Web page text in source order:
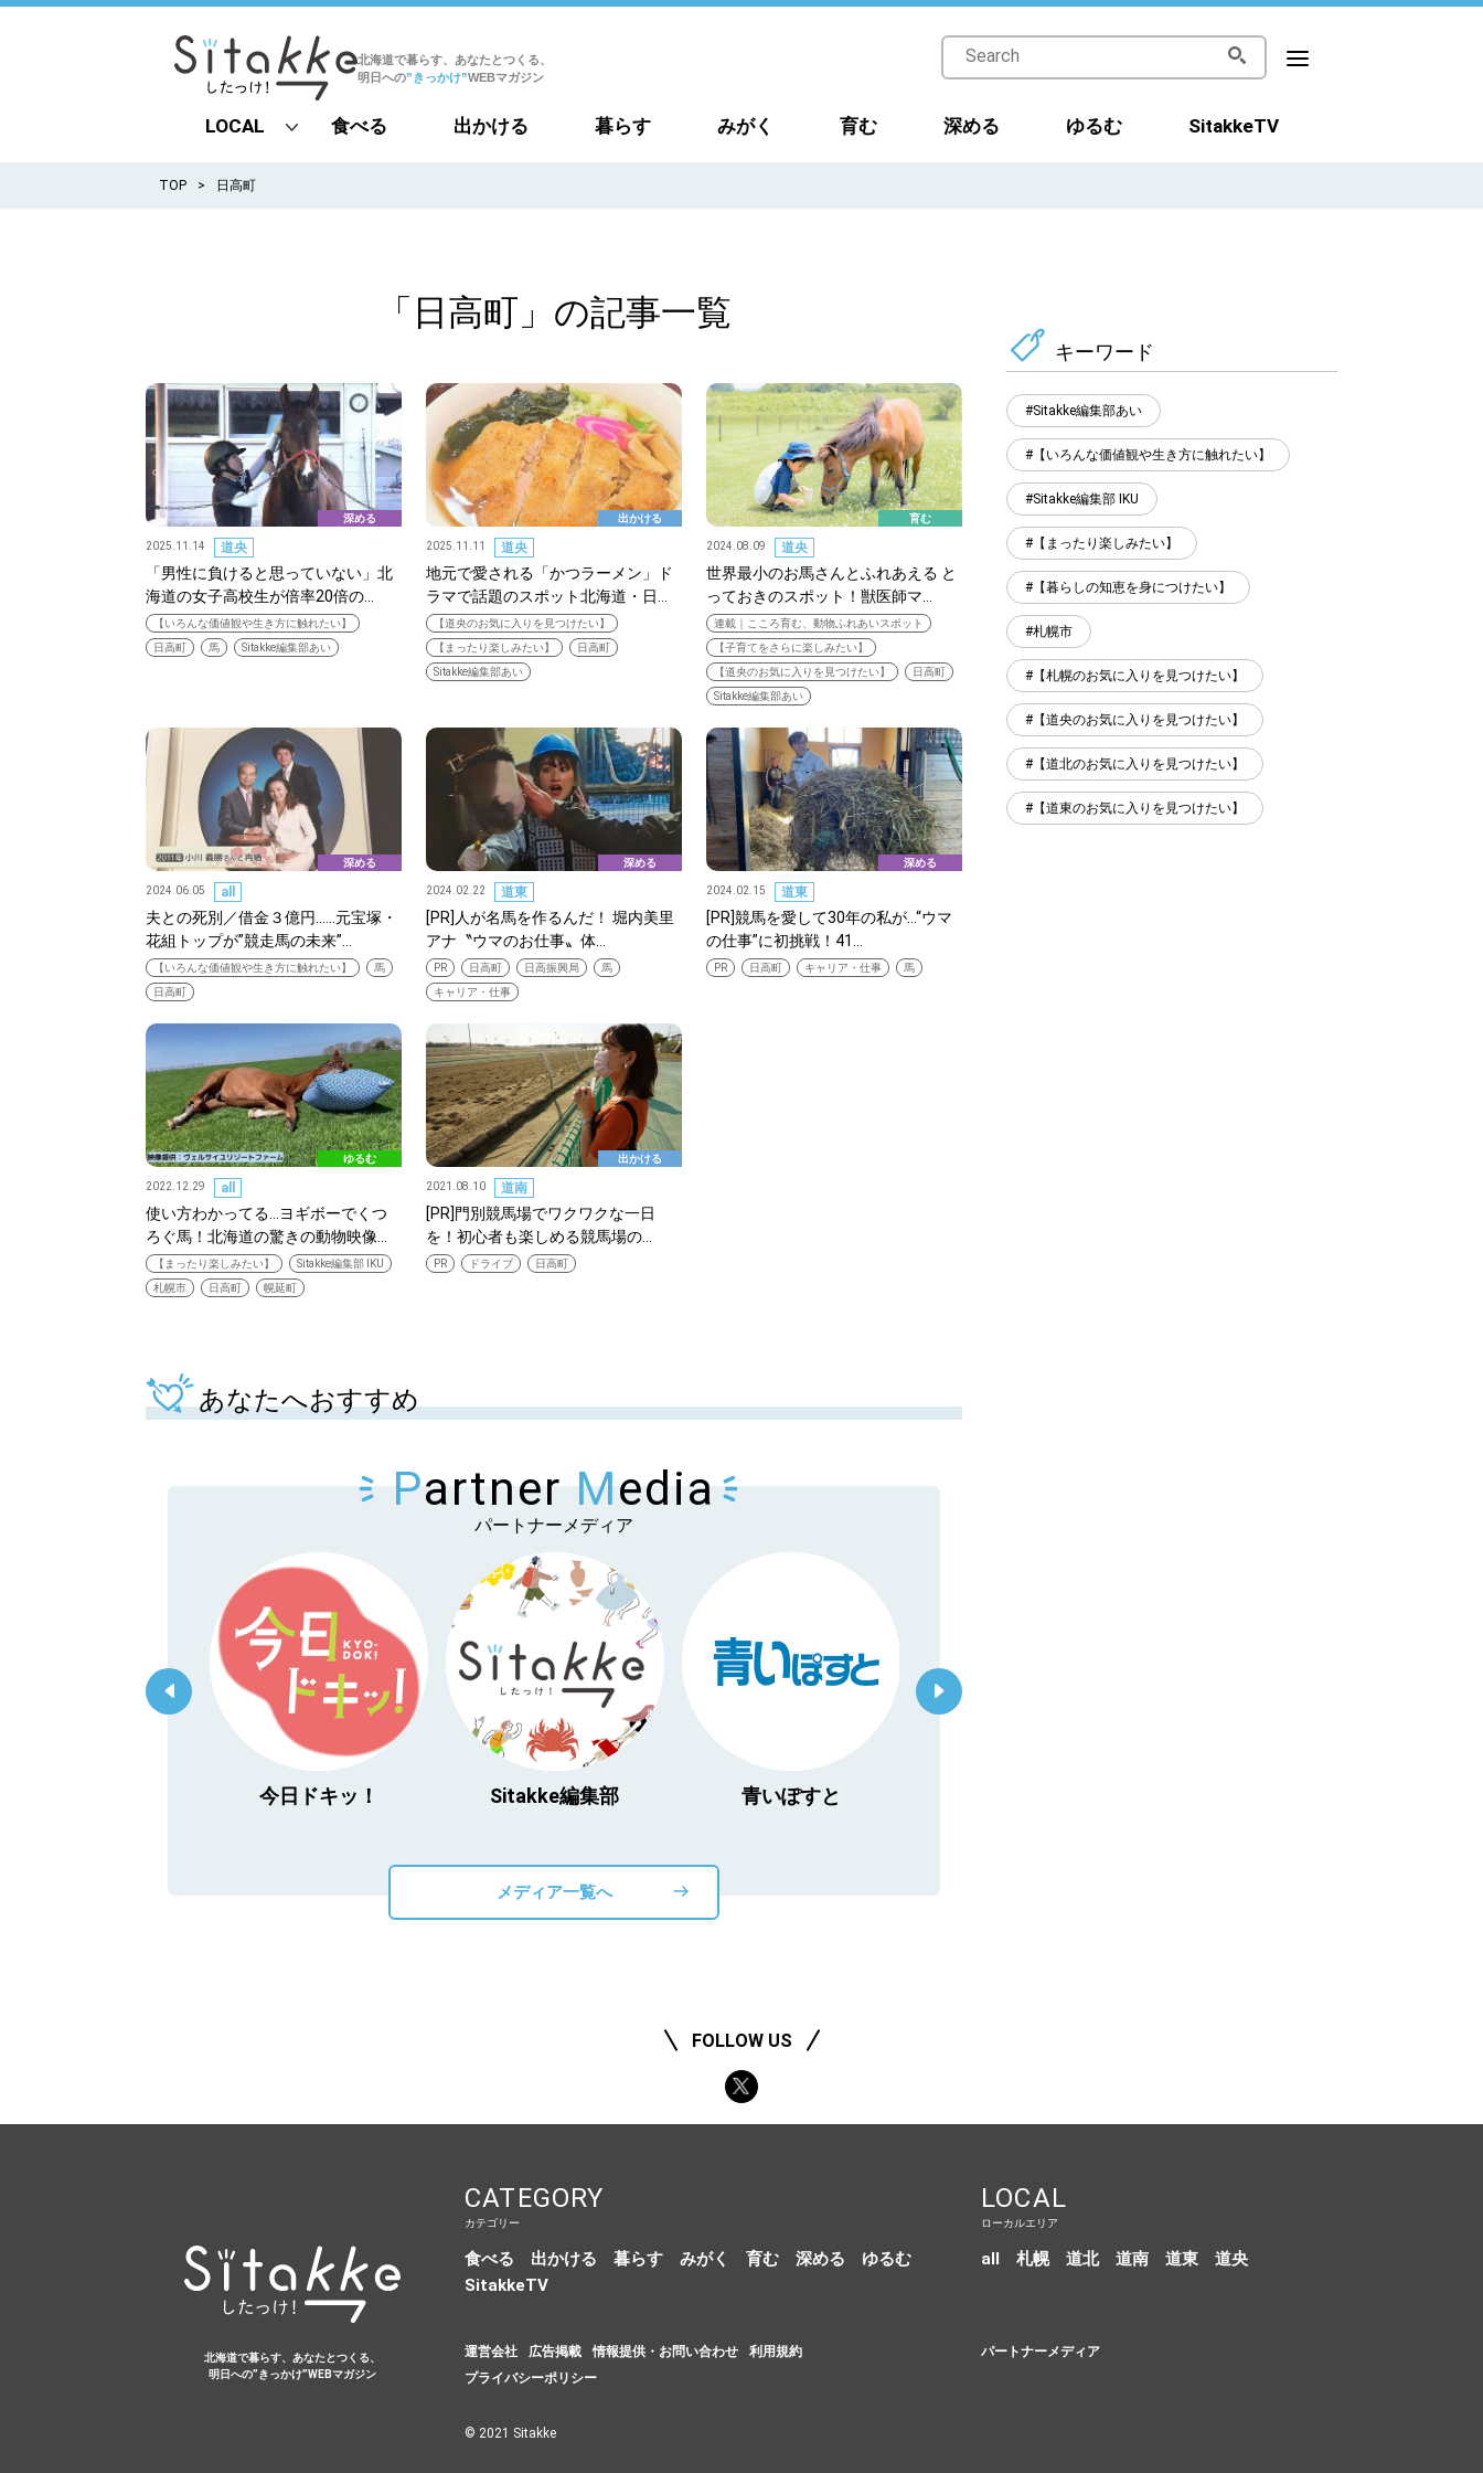
北海道で暮らす、あなたとつくる、
明日への”きっかけ”WEBマガジン
北海道で暮らす、あなたとつくる、
明日への”きっかけ”WEBマガジン
パートナーメディア
閉じる
SEARCH
【暮らしの知恵を身につけたい】
LOCAL
道東
道央
食べる 出かける 暮らす みがく 育む 深める ゆるむ SitakkeTV
TOP 日高町
「日高町」の記事一覧
深める
2025.11.14 道央
「男性に負けると思っていない」北
海道の女子高校生が倍率20倍の…
【いろんな価値観や生き方に触れたい】
日高町
馬 Sitakke編集部あい
出かける
2025.11.11 道央
地元で愛される「かつラーメン」ド
ラマで話題のスポット北海道・日…
【道央のお気に入りを見つけたい】
【まったり楽しみたい】
日高町
Sitakke編集部あい
育む
2024.08.09 道央
世界最小のお馬さんとふれあえる と
っておきのスポット！獣医師マ…
連載｜こころ育む、動物ふれあいスポット
【子育てをさらに楽しみたい】
【道央のお気に入りを見つけたい】
日高町
Sitakke編集部あい
深める
2024.06.05 all
夫との死別／借金３億円……元宝塚・
花組トップが”競走馬の未来”…
【いろんな価値観や生き方に触れたい】
馬
日高町
深める
2024.02.22 道東
[PR]人が名馬を作るんだ！ 堀内美里
アナ〝ウマのお仕事〟体…
PR 日高町 日高振興局
馬
キャリア・仕事
深める
2024.02.15 道東
[PR]競馬を愛して30年の私が…“ウマ
の仕事”に初挑戦！41…
PR 日高町 キャリア・仕事 馬
ゆるむ
2022.12.29 all
使い方わかってる…ヨギボーでくつ
ろぐ馬！北海道の驚きの動物映像…
【まったり楽しみたい】
Sitakke編集部 IKU
札幌市
日高町 幌延町
出かける
2021.08.10 道南
[PR]門別競馬場でワクワクな一日
を！初心者も楽しめる競馬場の…
PR ドライブ 日高町
あなたへおすすめ
Partner Media
パートナーメディア
今日ドキッ！ Sitakke編集部 青いぽすと
メディア一覧へ
キーワード
Sitakke編集部あい
【いろんな価値観や生き方に触れたい】
Sitakke編集部 IKU
【まったり楽しみたい】
【暮らしの知恵を身につけたい】
札幌市
【札幌のお気に入りを見つけたい】
【道央のお気に入りを見つけたい】
【道北のお気に入りを見つけたい】
【道東のお気に入りを見つけたい】
FOLLOW US
北海道で暮らす、あなたとつくる、
明日への”きっかけ”WEBマガジン
CATEGORY
カテゴリー
食べる 出かける 暮らす みがく 育む 深める
ゆるむ
SitakkeTV
LOCAL
ローカルエリア
all 札幌 道北 道南 道東 道央
運営会社 広告掲載 情報提供・お問い合わせ
利用規約
プライバシーポリシー
パートナーメディア
© 2021 Sitakke